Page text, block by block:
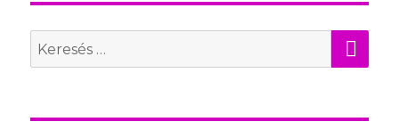
Search
for: